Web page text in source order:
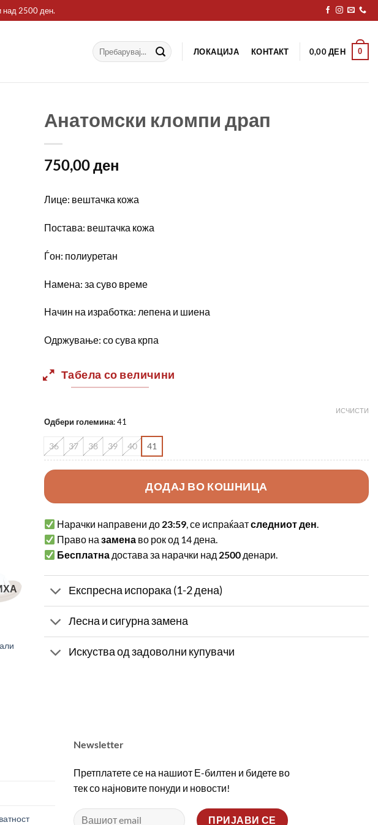
над 2500 ден.
Барај
за:
ЛОКАЦИЈА КОНТАКТ 0,00ДЕН 0
Анатомски кломпи драп
750,00ден
Лице: вештачка кожа
Постава: вештачка кожа
Ѓон: полиуретан
Намена: за суво време
Начин на изработка: лепена и шиена
Одржување: со сува крпа
Табела со величини
Одбери големина:41
36 37 38 39 40 41
ИСЧИСТИ
ДОДАЈ ВО КОШНИЦА
Нарачки направени до 23:59, се испраќаатследниот ден.
Право назамена во рок од 14 дена.
Бесплатна достава за нарачки над 2500 денари.
Експресна испорака (1-2 дена)
Лесна и сигурна замена
Искуства од задоволни купувачи
Newsletter
Претплатете се на нашиот Е-билтен и бидете во
тек со најновите понуди и новости!